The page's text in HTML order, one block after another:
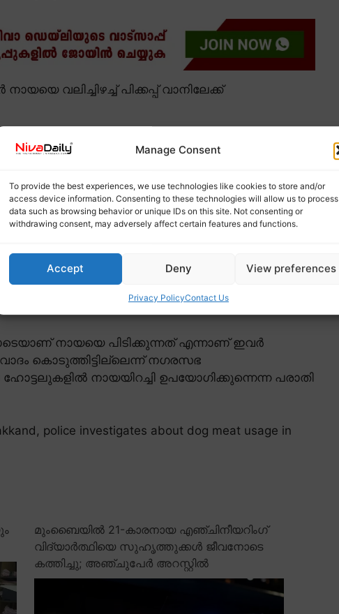
Manage Consent
To provide the best experiences, we use technologies like cookies to store and/or
access device information. Consenting to these technologies will allow us to process
data such as browsing behavior or unique IDs on this site. Not consenting or
withdrawing consent, may adversely affect certain features and functions.
Accept Deny View preferences
Privacy PolicyContact Us
വലിച്ചിഴച്ച് പിക്കപ്പ് വാനിലേക്ക്
നായയെ പിടിക്കുന്നത് എന്നാണ് ഇവർ
കൊടുത്തിട്ടില്ലെന്ന് നഗരസഭ
നായയിറച്ചി ഉപയോഗിക്കുന്നെന്ന പരാതി
police investigates about dog meat usage in
മുംബൈയിൽ 21-കാരനായ എഞ്ചിനീയറിംഗ്
വിദ്യാർത്ഥിയെ സുഹൃത്തുക്കൾ ജീവനോടെ
കത്തിച്ചു; അഞ്ചുപേർ അറസ്റ്റിൽ